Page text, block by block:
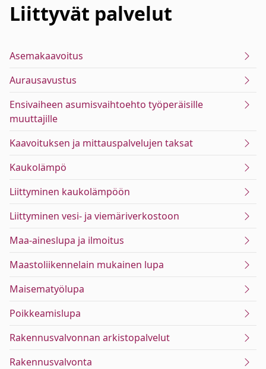
Liittyvät palvelut
Asemakaavoitus
Aurausavustus
Ensivaiheen asumisvaihtoehto työperäisille
muuttajille
Kaavoituksen ja mittauspalvelujen taksat
Kaukolämpö
Liittyminen kaukolämpöön
Liittyminen vesi- ja viemäriverkostoon
Maa-aineslupa ja ilmoitus
Maastoliikennelain mukainen lupa
Maisematyölupa
Poikkeamislupa
Rakennusvalvonnan arkistopalvelut
Rakennusvalvonta